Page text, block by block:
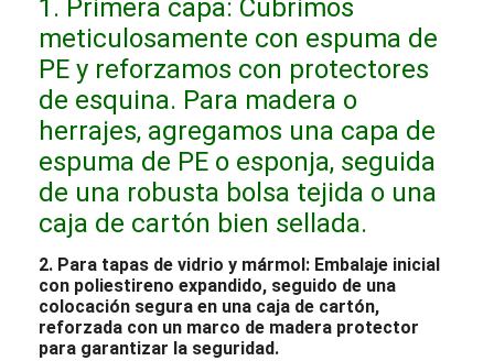
1. Primera capa: Cubrimos
meticulosamente con espuma de
PE y reforzamos con protectores
de esquina. Para madera o
herrajes, agregamos una capa de
espuma de PE o esponja, seguida
de una robusta bolsa tejida o una
caja de cartón bien sellada.
2. Para tapas de vidrio y mármol: Embalaje inicial
con poliestireno expandido, seguido de una
colocación segura en una caja de cartón,
reforzada con un marco de madera protector
para garantizar la seguridad.